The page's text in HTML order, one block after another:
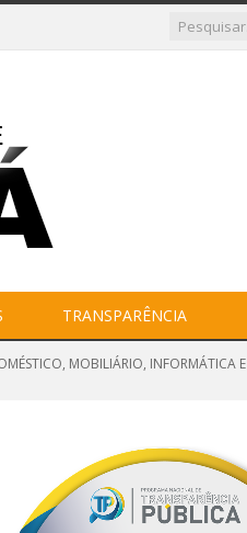
TRANSPARÊNCIA
MOBILIÁRIO, INFORMÁTICA E